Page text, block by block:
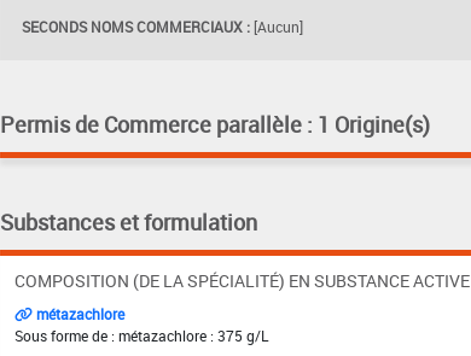
SECONDS NOMS COMMERCIAUX : [Aucun]
Permis de Commerce parallèle : 1 Origine(s)
Substances et formulation
COMPOSITION (DE LA SPÉCIALITÉ) EN SUBSTANCE ACTIVE
métazachlore
Sous forme de : métazachlore : 375 g/L